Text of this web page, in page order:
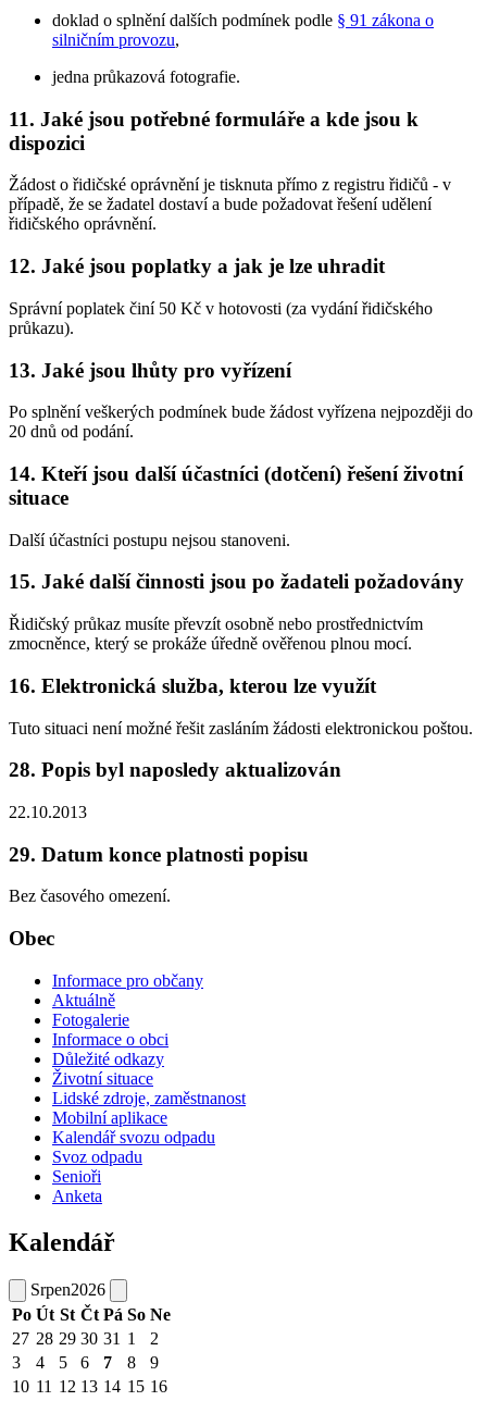
doklad o splnění dalších podmínek podle § 91 zákona o
silničním provozu,
jedna průkazová fotografie.
11. Jaké jsou potřebné formuláře a kde jsou k
dispozici
Žádost o řidičské oprávnění je tisknuta přímo z registru řidičů - v
případě, že se žadatel dostaví a bude požadovat řešení udělení
řidičského oprávnění.
12. Jaké jsou poplatky a jak je lze uhradit
Správní poplatek činí 50 Kč v hotovosti (za vydání řidičského
průkazu).
13. Jaké jsou lhůty pro vyřízení
Po splnění veškerých podmínek bude žádost vyřízena nejpozději do
20 dnů od podání.
14. Kteří jsou další účastníci (dotčení) řešení životní
situace
Další účastníci postupu nejsou stanoveni.
15. Jaké další činnosti jsou po žadateli požadovány
Řidičský průkaz musíte převzít osobně nebo prostřednictvím
zmocněnce, který se prokáže úředně ověřenou plnou mocí.
16. Elektronická služba, kterou lze využít
Tuto situaci není možné řešit zasláním žádosti elektronickou poštou.
28. Popis byl naposledy aktualizován
22.10.2013
29. Datum konce platnosti popisu
Bez časového omezení.
Obec
Informace pro občany
Aktuálně
Fotogalerie
Informace o obci
Důležité odkazy
Životní situace
Lidské zdroje, zaměstnanost
Mobilní aplikace
Kalendář svozu odpadu
Svoz odpadu
Senioři
Anketa
Kalendář
Srpen2026
Po Út St Čt Pá So Ne
27 28 29 30 31 1
2
3
4 5 6 7 8
9
10 11 12 13 14 15 16